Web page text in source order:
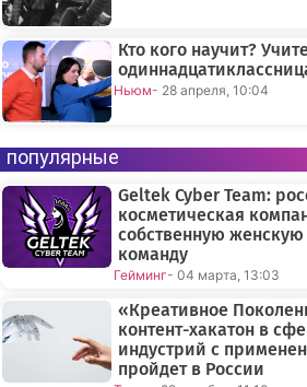
Кто кого научит?
Ньюм- 28 апреля, 10:04
популярные
Geltek Cyber Team:
косметическая
собственную
команду
Гейминг- 04 марта, 13:03
«Креативное
контент-хакатон в
индустрий с
пройдет в России